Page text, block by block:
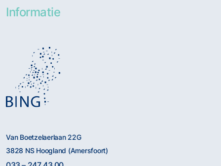
Van Boetzelaerlaan 22G
3828 NS Hoogland (Amersfoort)
Informatie